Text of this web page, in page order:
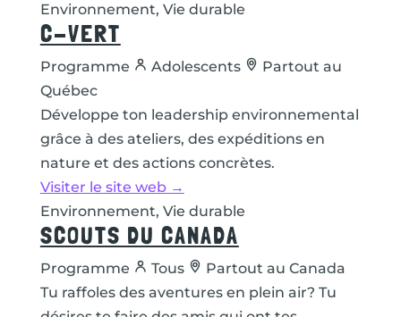
Environnement, Vie durable
C-VERT
Programme Adolescents
Partout au
Québec
Développe ton leadership environnemental
grâce à des ateliers, des expéditions en
nature et des actions concrètes.
Visiter le site web →
Environnement, Vie durable
SCOUTS DU CANADA
Programme Tous
Partout au Canada
Tu raffoles des aventures en plein air? Tu